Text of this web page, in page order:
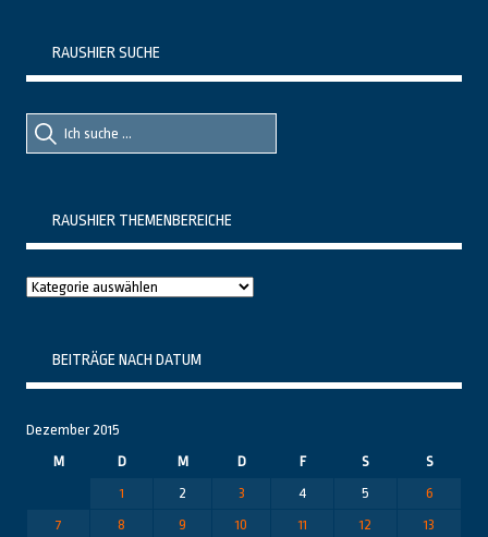
RAUSHIER SUCHE
Suche
nach::
Suche
nach:
RAUSHIER THEMENBEREICHE
Raushier
BEITRÄGE NACH DATUM
Dezember 2015
M
D M D F S
S
1
2 3 4 5
6
7
8 9 10 11 12
13